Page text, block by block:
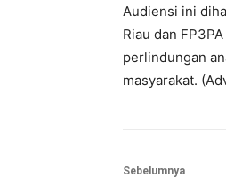
Audiensi ini
Riau dan
perlindungan
masyarakat.
Sebelumnya